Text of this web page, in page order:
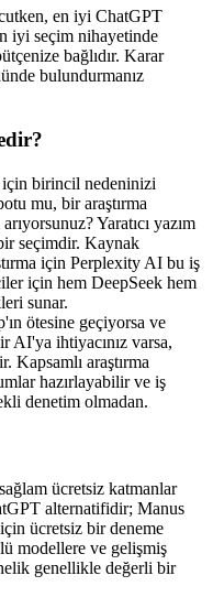
en iyi ChatGPT
iyi seçim nihayetinde
bağlıdır. Karar
bulundurmanız
birincil nedeninizi
mu, bir araştırma
Yaratıcı yazım
seçimdir. Kaynak
için Perplexity AI bu iş
için hem DeepSeek hem
sunar.
ötesine geçiyorsa ve
AI'ya ihtiyacınız varsa,
Kapsamlı araştırma
hazırlayabilir ve iş
denetim olmadan.
ücretsiz katmanlar
alternatifidir; Manus
ücretsiz bir deneme
modellere ve gelişmiş
genellikle değerli bir